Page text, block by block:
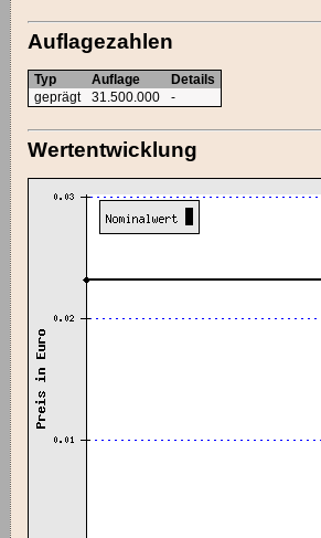
Auflagezahlen
Typ Auflage
Details
geprägt
31.500.000 -
Wertentwicklung